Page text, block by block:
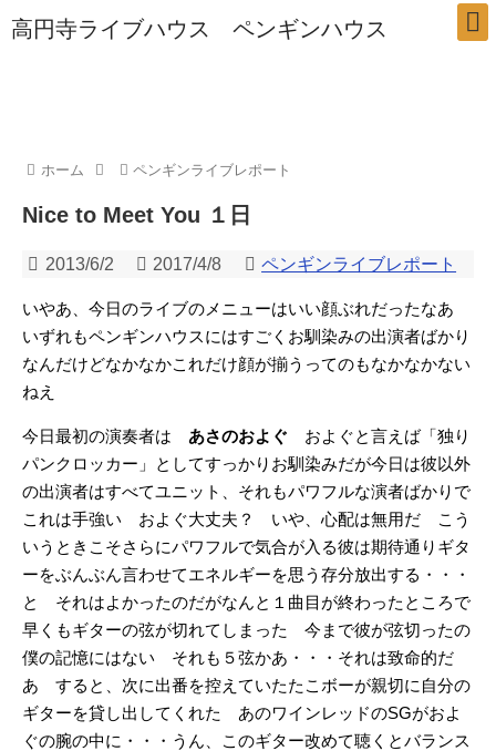
高円寺ライブハウス ペンギンハウス
ホーム ペンギンライブレポート
Nice to Meet You １日
2013/6/2 2017/4/8 ペンギンライブレポート
いやあ、今日のライブのメニューはいい顔ぶれだったなあ
いずれもペンギンハウスにはすごくお馴染みの出演者ばかり
なんだけどなかなかこれだけ顔が揃うってのもなかなかない
ねえ
今日最初の演奏者は あさのおよぐ およぐと言えば「独り
パンクロッカー」としてすっかりお馴染みだが今日は彼以外
の出演者はすべてユニット、それもパワフルな演者ばかりで
これは手強い およぐ大丈夫？ いや、心配は無用だ こう
いうときこそさらにパワフルで気合が入る彼は期待通りギタ
ーをぶんぶん言わせてエネルギーを思う存分放出する・・・
と それはよかったのだがなんと１曲目が終わったところで
早くもギターの弦が切れてしまった 今まで彼が弦切ったの
僕の記憶にはない それも５弦かあ・・・それは致命的だ
あ すると、次に出番を控えていたたこボーが親切に自分の
ギターを貸し出してくれた あのワインレッドのSGがおよ
ぐの腕の中に・・・うん、このギター改めて聴くとバランス